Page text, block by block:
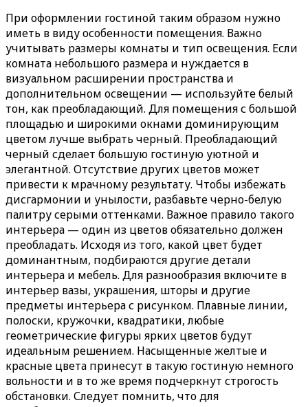
При оформлении гостиной таким образом нужно
иметь в виду особенности помещения. Важно
учитывать размеры комнаты и тип освещения. Если
комната небольшого размера и нуждается в
визуальном расширении пространства и
дополнительном освещении — используйте белый
тон, как преобладающий. Для помещения с большой
площадью и широкими окнами доминирующим
цветом лучше выбрать черный. Преобладающий
черный сделает большую гостиную уютной и
элегантной. Отсутствие других цветов может
привести к мрачному результату. Чтобы избежать
дисгармонии и унылости, разбавьте черно-белую
палитру серыми оттенками. Важное правило такого
интерьера — один из цветов обязательно должен
преобладать. Исходя из того, какой цвет будет
доминантным, подбираются другие детали
интерьера и мебель. Для разнообразия включите в
интерьер вазы, украшения, шторы и другие
предметы интерьера с рисунком. Плавные линии,
полоски, кружочки, квадратики, любые
геометрические фигуры ярких цветов будут
идеальным решением. Насыщенные желтые и
красные цвета принесут в такую гостиную немного
вольности и в то же время подчеркнут строгость
обстановки. Следует помнить, что для